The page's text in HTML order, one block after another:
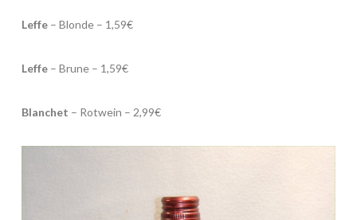
Leffe– Blonde – 1,59€
Leffe– Brune – 1,59€
Blanchet – Rotwein – 2,99€